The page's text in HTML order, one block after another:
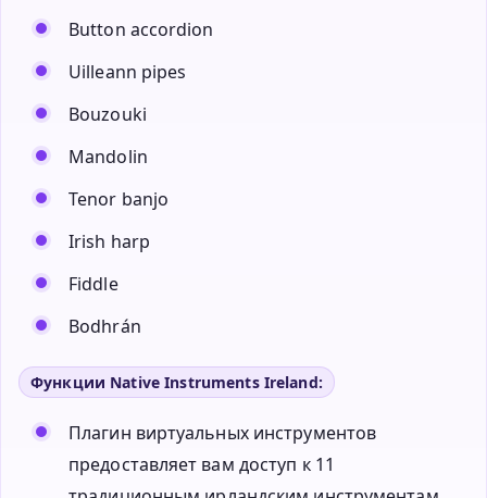
Button accordion
Uilleann pipes
Bouzouki
Mandolin
Tenor banjo
Irish harp
Fiddle
Bodhrán
Функции Native Instruments Ireland:
Плагин виртуальных инструментов
предоставляет вам доступ к 11